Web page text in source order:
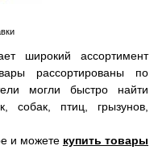
широкий ассортимент
рассортированы по
могли быстро найти
собак, птиц, грызунов,
и можете купить товары